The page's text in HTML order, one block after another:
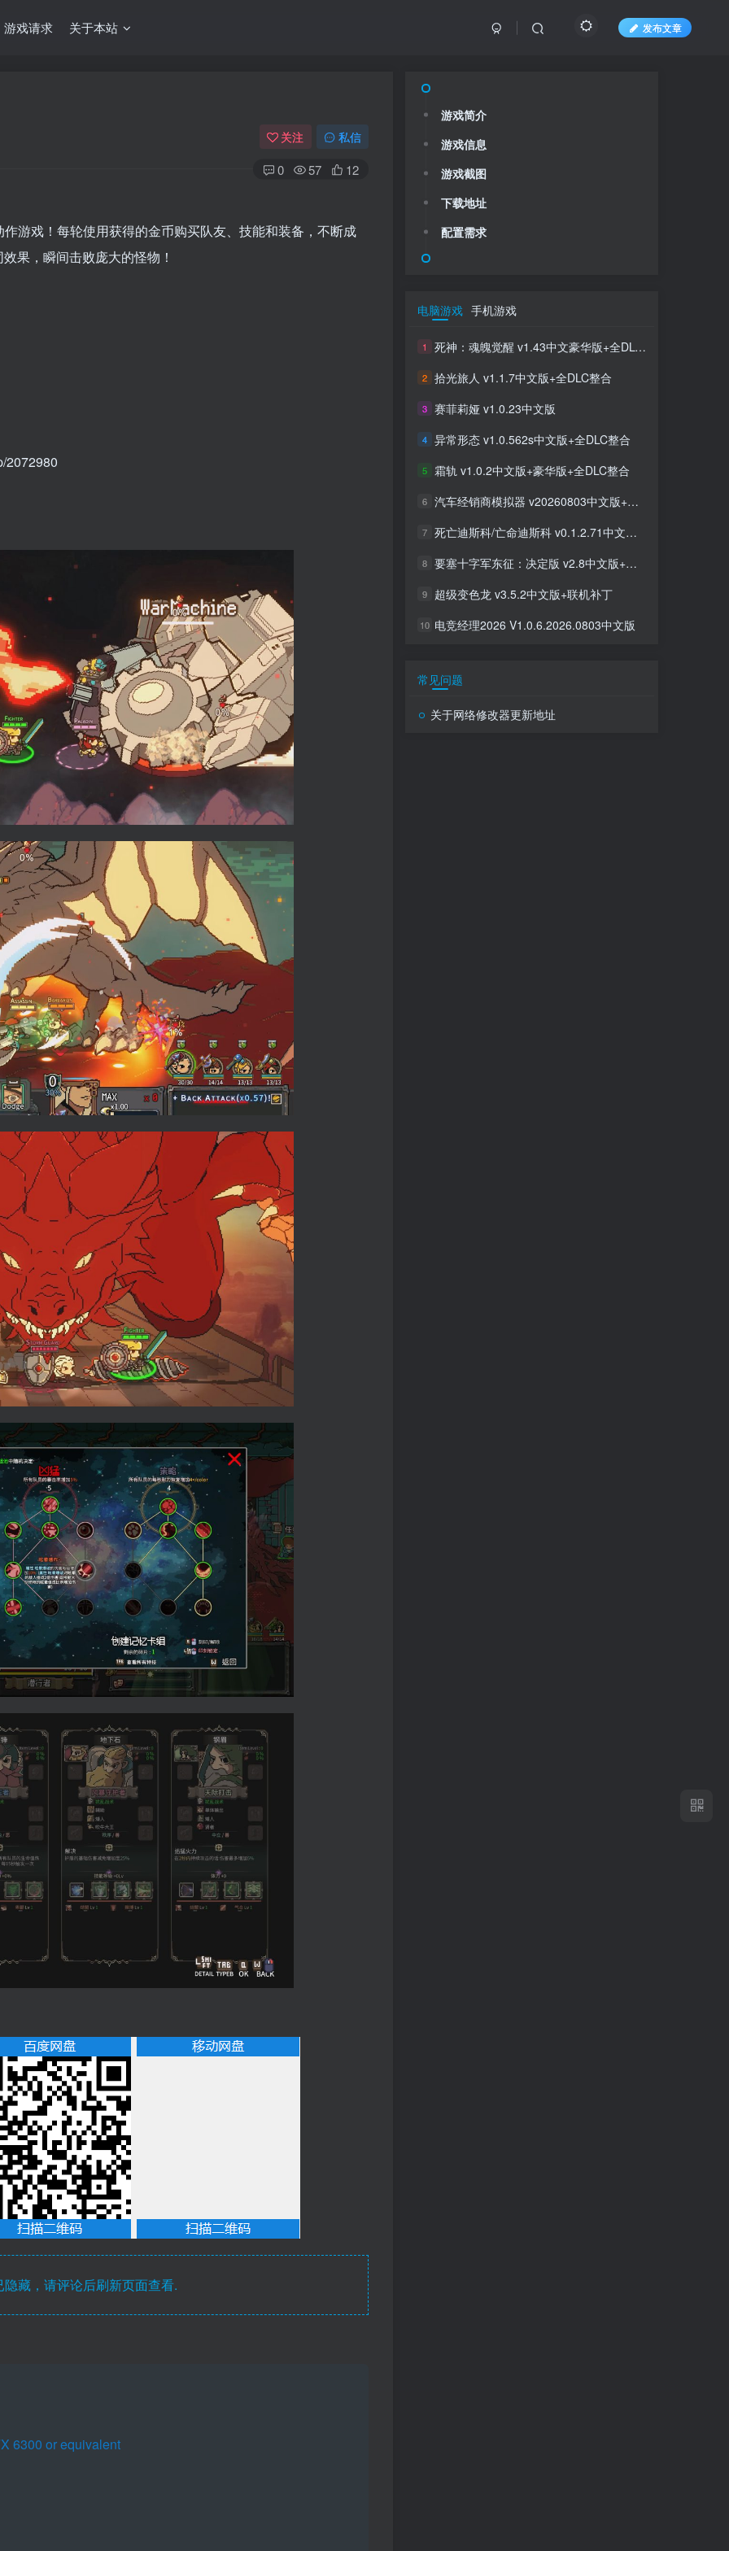
游戏请求 关于本站 发布文章
关注 私信
0 57 12
游戏！每轮使用获得的金币购买队友、技能和装备，不断成
果，瞬间击败庞大的怪物！
2072980
藏，请评论后刷新页面查看.
6300 or equivalent
游戏简介
游戏信息
游戏截图
下载地址
配置需求
电脑游戏 手机游戏
1 死神：魂魄觉醒 v1.43中文豪华版+全DLC整合
2 拾光旅人 v1.1.7中文版+全DLC整合
3 赛菲莉娅 v1.0.23中文版
4 异常形态 v1.0.562s中文版+全DLC整合
5 霜轨 v1.0.2中文版+豪华版+全DLC整合
6 汽车经销商模拟器 v20260803中文版+全DLC整合
7 死亡迪斯科/亡命迪斯科 v0.1.2.71中文版+全DLC整合
8 要塞十字军东征：决定版 v2.8中文版+全DLC整合
9 超级变色龙 v3.5.2中文版+联机补丁
10 电竞经理2026 V1.0.6.2026.0803中文版
常见问题
关于网络修改器更新地址